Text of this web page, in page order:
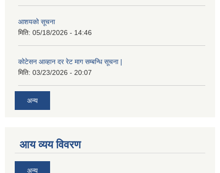
आशयको सूचना
मिति: 05/18/2026 - 14:46
कोटेसन आव्हान दर रेट माग सम्बन्धि सूचना |
मिति: 03/23/2026 - 20:07
अन्य
आय व्यय विवरण
अन्य